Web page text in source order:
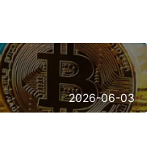
2026-06-03